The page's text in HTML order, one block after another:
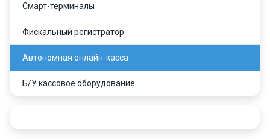
Смарт-терминалы
Фискальный регистратор
Автономная онлайн-касса
Б/У кассовое оборудование